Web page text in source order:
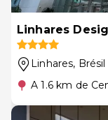
Linhares
Linhares, Brésil
A 1.6 km de